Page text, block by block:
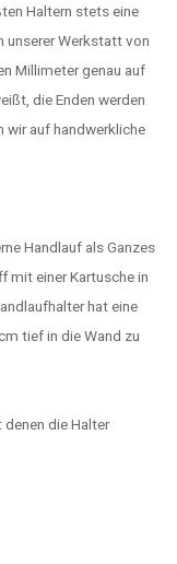
Haltern stets eine
unserer Werkstatt von
Millimeter genau auf
die Enden werden
auf handwerkliche
Handlauf als Ganzes
mit einer Kartusche in
hat eine
tief in die Wand zu
die Halter